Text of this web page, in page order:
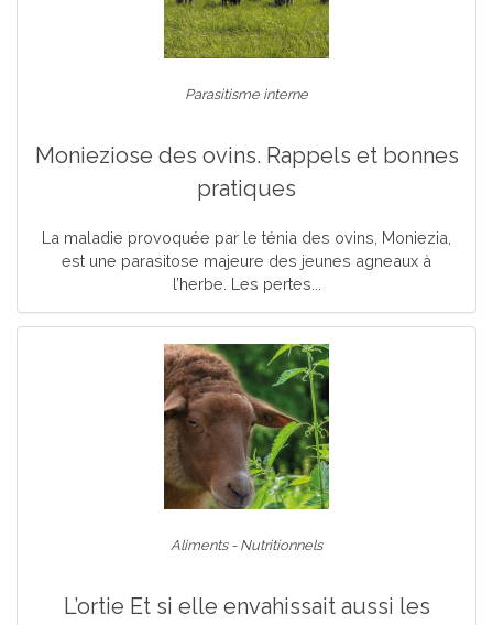
Parasitisme interne
Monieziose des ovins. Rappels et bonnes
pratiques
La maladie provoquée par le ténia des ovins, Moniezia,
est une parasitose majeure des jeunes agneaux à
l’herbe. Les pertes...
Aliments - Nutritionnels
L’ortie Et si elle envahissait aussi les